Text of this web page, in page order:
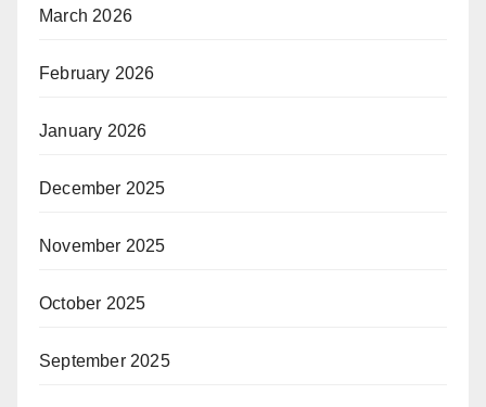
March 2026
February 2026
January 2026
December 2025
November 2025
October 2025
September 2025